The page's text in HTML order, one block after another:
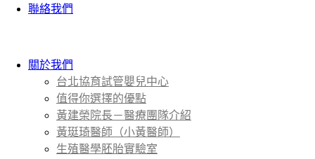
聯絡我們
關於我們
台北協育試管嬰兒中心
值得你選擇的優點
黃建榮院長－醫療團隊介紹
黃珽琦醫師（小黃醫師）
生殖醫學胚胎實驗室